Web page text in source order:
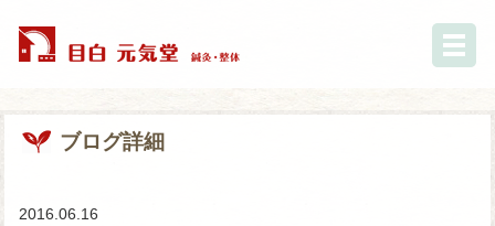
ブログ詳細
2016.06.16